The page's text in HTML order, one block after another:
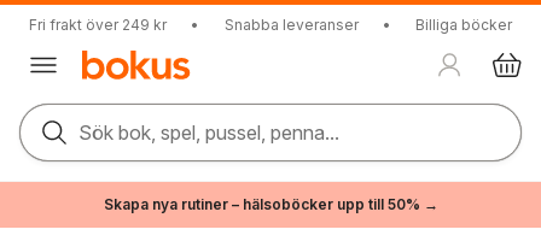
Fri frakt över 249 kr • Snabba leveranser • Billiga böcker
Sök bok, spel, pussel, penna...
Skapa nya rutiner – hälsoböcker upp till 50% →